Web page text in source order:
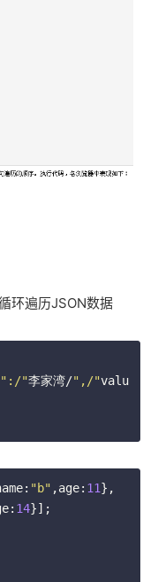
环遍历JSON数据
":/"李家湾/",/"valu
"b" ,age: 11},
14}];